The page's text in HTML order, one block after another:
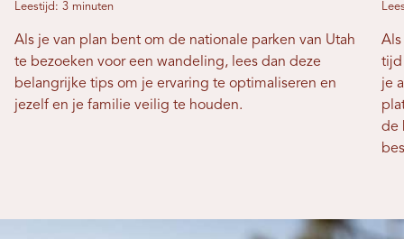
Leestijd: 3 minuten
Als je van plan bent om de nationale parken van Utah
te bezoeken voor een wandeling, lees dan deze
belangrijke tips om je ervaring te optimaliseren en
jezelf en je familie veilig te houden.
Als
tijd
je
de